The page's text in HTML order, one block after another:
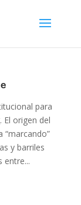
para
El origen del
“marcando”
y barriles
entre...